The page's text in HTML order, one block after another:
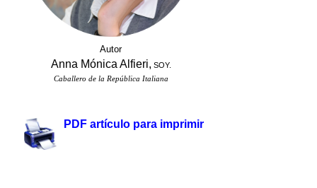
Autor
Anna Mónica Alfieri, SOY.
Caballero de la República Italiana
PDF artículo para imprimir